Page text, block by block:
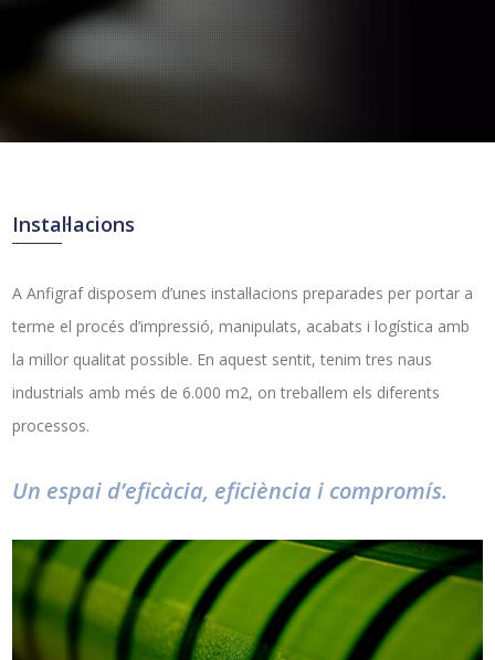
Instal·lacions
A Anfigraf disposem d’unes instal·lacions preparades per portar a
terme el procés d’impressió, manipulats, acabats i logística amb
la millor qualitat possible. En aquest sentit, tenim tres naus
industrials amb més de 6.000 m2, on treballem els diferents
processos.
Un espai d’eficàcia, eficiència i compromís.